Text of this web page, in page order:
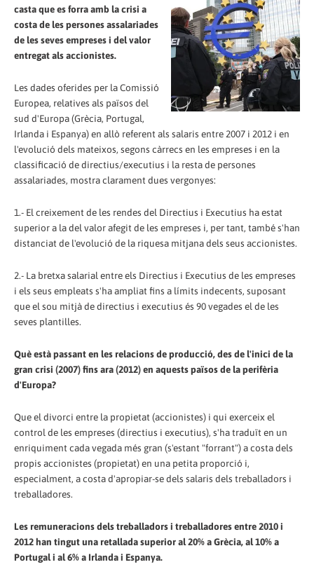
casta que es forra amb la crisi a
costa de les persones assalariades
de les seves empreses i del valor
entregat als accionistes.
Les dades oferides per la Comissió
Europea, relatives als països del
sud d'Europa (Grècia, Portugal,
Irlanda i Espanya) en allò referent als salaris entre 2007 i 2012 i en
l'evolució dels mateixos, segons càrrecs en les empreses i en la
classificació de directius/executius i la resta de persones
assalariades, mostra clarament dues vergonyes:
1.- El creixement de les rendes del Directius i Executius ha estat
superior a la del valor afegit de les empreses i, per tant, també s'han
distanciat de l'evolució de la riquesa mitjana dels seus accionistes.
2.- La bretxa salarial entre els Directius i Executius de les empreses
i els seus empleats s'ha ampliat fins a límits indecents, suposant
que el sou mitjà de directius i executius és 90 vegades el de les
seves plantilles.
Què està passant en les relacions de producció, des de l'inici de la
gran crisi (2007) fins ara (2012) en aquests països de la perifèria
d'Europa?
Que el divorci entre la propietat (accionistes) i qui exerceix el
control de les empreses (directius i executius), s'ha traduït en un
enriquiment cada vegada més gran (s'estant "forrant") a costa dels
propis accionistes (propietat) en una petita proporció i,
especialment, a costa d'apropiar-se dels salaris dels treballadors i
treballadores.
Les remuneracions dels treballadors i treballadores entre 2010 i
2012 han tingut una retallada superior al 20% a Grècia, al 10% a
Portugal i al 6% a Irlanda i Espanya.